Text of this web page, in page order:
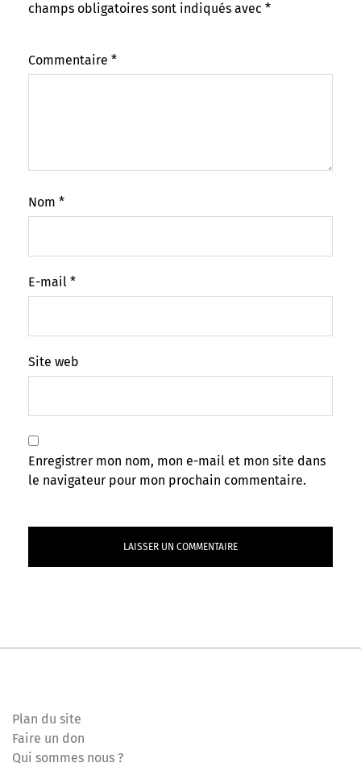
champs obligatoires sont indiqués avec *
Commentaire *
Nom *
E-mail *
Site web
Enregistrer mon nom, mon e-mail et mon site dans
le navigateur pour mon prochain commentaire.
Plan du site
Faire un don
Qui sommes nous ?